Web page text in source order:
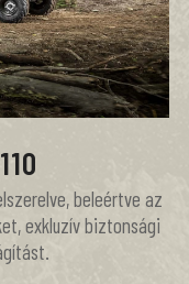
beleértve az
exkluzív biztonsági